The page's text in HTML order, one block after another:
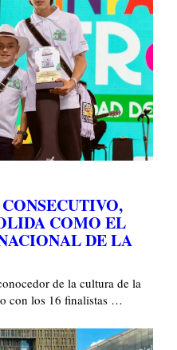
COMO EL
DE LA
de la cultura de la
con los 16 finalistas …